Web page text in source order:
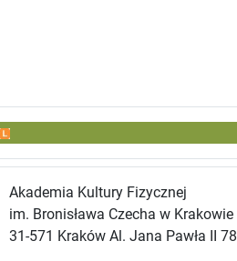
Akademia Kultury Fizycznej
im. Bronisława Czecha w Krakowie
31-571 Kraków Al. Jana Pawła II 78